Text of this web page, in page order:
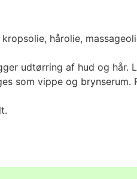
hårolie,
udtørring af hud og hår.
som vippe og brynserum.